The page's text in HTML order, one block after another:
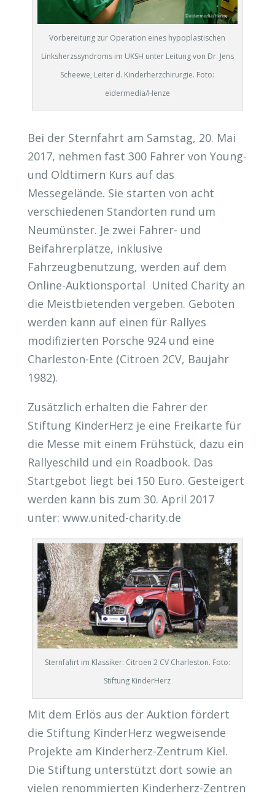
Vorbereitung zur Operation eines hypoplastischen
Linksherzssyndroms im UKSH unter Leitung von Dr. Jens
Scheewe, Leiter d. Kinderherzchirurgie. Foto:
eidermedia/Henze
Bei der Sternfahrt am Samstag, 20. Mai
2017, nehmen fast 300 Fahrer von Young-
und Oldtimern Kurs auf das
Messegelände. Sie starten von acht
verschiedenen Standorten rund um
Neumünster. Je zwei Fahrer- und
Beifahrerplätze, inklusive
Fahrzeugbenutzung, werden auf dem
Online-Auktionsportal United Charity an
die Meistbietenden vergeben. Geboten
werden kann auf einen für Rallyes
modifizierten Porsche 924 und eine
Charleston-Ente (Citroen 2CV, Baujahr
1982).
Zusätzlich erhalten die Fahrer der
Stiftung KinderHerz je eine Freikarte für
die Messe mit einem Frühstück, dazu ein
Rallyeschild und ein Roadbook. Das
Startgebot liegt bei 150 Euro. Gesteigert
werden kann bis zum 30. April 2017
unter: www.united-charity.de
Sternfahrt im Klassiker: Citroen 2 CV Charleston. Foto:
Stiftung KinderHerz
Mit dem Erlös aus der Auktion fördert
die Stiftung KinderHerz wegweisende
Projekte am Kinderherz-Zentrum Kiel.
Die Stiftung unterstützt dort sowie an
vielen renommierten Kinderherz-Zentren